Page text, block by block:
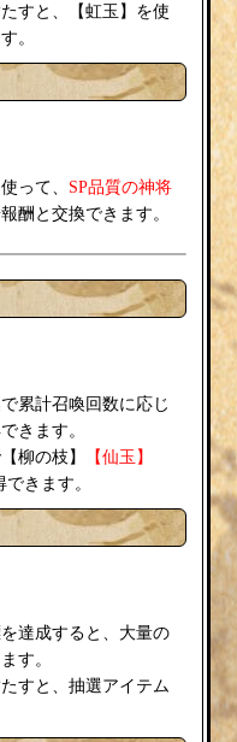
すと、【虹玉】を使
。
って、 SP品質の神将
酬と交換できます。
累計召喚回数に応じ
きます。
柳の枝 】
【仙玉】
できます。
達成すると、大量の
す。
すと、抽選アイテム